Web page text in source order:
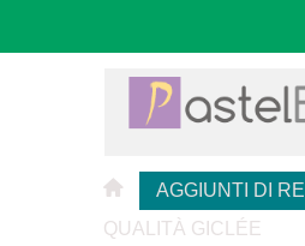
AGGIUNTI DI
QUALITÀ GICLÉE